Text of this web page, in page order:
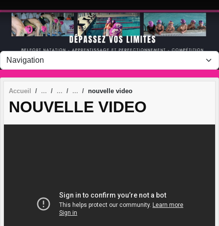
Accueil nouvelle video
NOUVELLE VIDEO